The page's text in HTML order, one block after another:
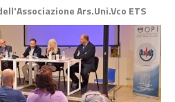
Ars.Uni.Vco ETS